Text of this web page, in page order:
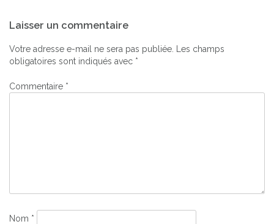
de
l’article
Laisser un commentaire
Votre adresse e-mail ne sera pas publiée. Les champs
obligatoires sont indiqués avec *
Commentaire *
Nom *